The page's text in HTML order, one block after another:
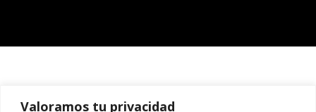
Valoramos tu privacidad